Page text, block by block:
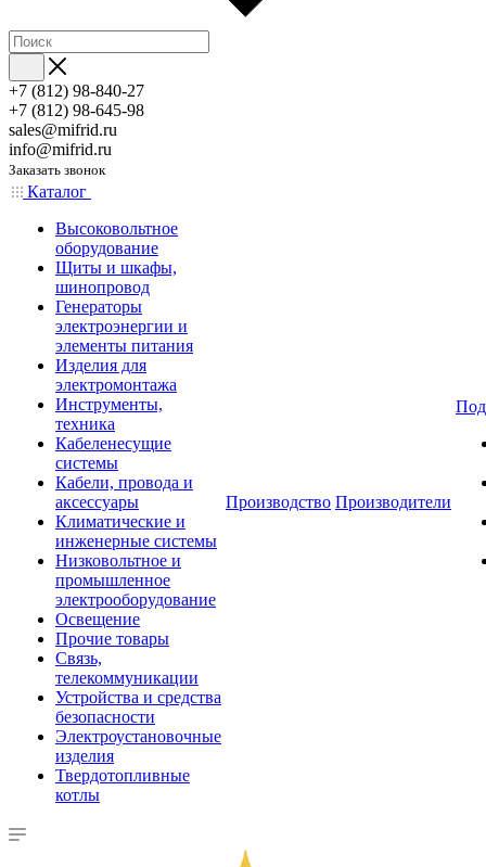
+7 (812) 98-840-27
+7 (812) 98-645-98
sales@mifrid.ru
info@mifrid.ru
Заказать звонок
Каталог
Высоковольтное
оборудование
Щиты и шкафы,
шинопровод
Генераторы
электроэнергии и
элементы питания
Изделия для
электромонтажа
Инструменты,
техника
Кабеленесущие
системы
Кабели, провода и
аксессуары
Климатические и
инженерные системы
Низковольтное и
промышленное
электрооборудование
Освещение
Прочие товары
Связь,
телекоммуникации
Устройства и средства
безопасности
Электроустановочные
изделия
Твердотопливные
котлы
Производство Производители